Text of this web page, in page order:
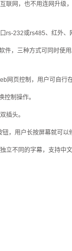
网，也不用连网升
232或rs485、红外
，三种方式可同时
页控制，用户可自行
制操作。
插头。
，用户长按屏幕就可
不同的字幕，支持